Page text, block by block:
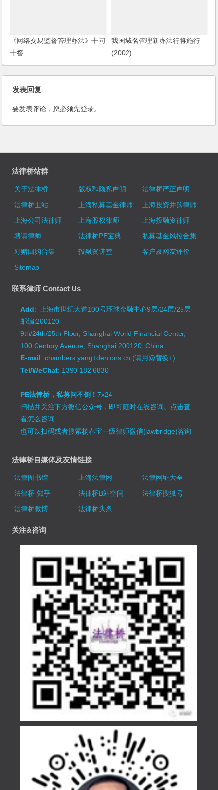
《网络交易监督管理办法》十问
十答
我国域名管理新办法行将施行
(2002)
发表回复
要发表评论，您必须先登录。
法律桥站群
关于法律桥 版权和隐私声明
法律桥严正声明
法律桥主站
上海私募基金律师
上海投资并购律师
上海公司法律师
上海股权律师
上海投融资律师
聘请律师
法律桥PE宝典
私募基金风控合集
对赌回购合集
投融资讲堂
客户及网友评价
Sitemap
联系律师 Contact Us
Add: 上海市世纪大道100号环球金融中心9层/24层/25层
邮编:200120
9th/24th/25th Floor, Shanghai World Financial Center,
100 Century Avenue, Shanghai 200120, China
E-mail: chambers.yang+dentons.cn (请用@替换+)
Tel/WeChat: 1390 182 6830
PE法律桥，私募问不倒！7x24
扫描并关注下方微信公众号，即可随时在线咨询。 点击查
看怎么咨询
也可以扫码或者搜索杨春宝一级律师微信(lawbridge)咨询
法律桥自媒体及友情链接
法律图书馆 上海法律网
法律网址大全
法律桥-知乎
法律桥B站空间
法律桥搜狐号
法律桥微博
法律桥头条
关注&咨询